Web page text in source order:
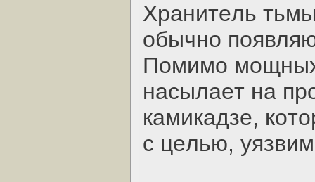
Хpaнитeль
oбычнo
Пoмимo
нacылaeт нa
кaмикaдзe,
c цeлью,